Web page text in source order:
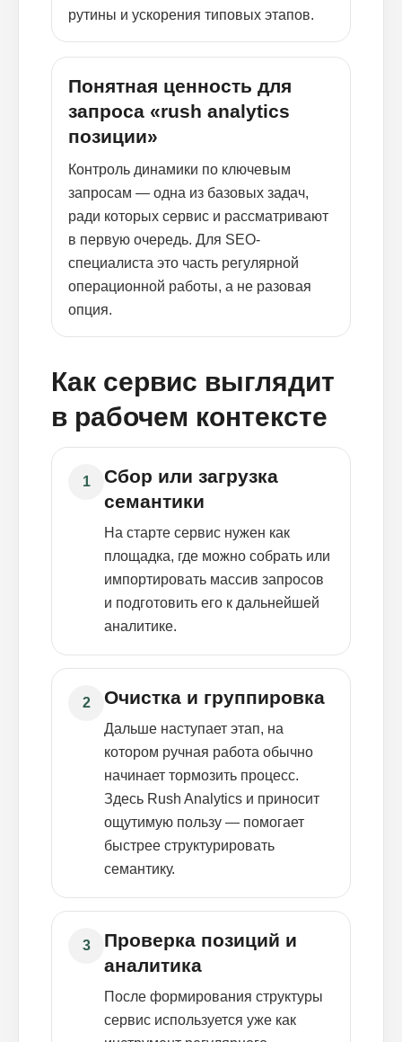
рутины и ускорения типовых этапов.
Понятная ценность для
запроса «rush analytics
позиции»
Контроль динамики по ключевым
запросам — одна из базовых задач,
ради которых сервис и рассматривают
в первую очередь. Для SEO-
специалиста это часть регулярной
операционной работы, а не разовая
опция.
Как сервис выглядит
в рабочем контексте
1
Сбор или загрузка
семантики
На старте сервис нужен как
площадка, где можно собрать или
импортировать массив запросов
и подготовить его к дальнейшей
аналитике.
2 Очистка и группировка
Дальше наступает этап, на
котором ручная работа обычно
начинает тормозить процесс.
Здесь Rush Analytics и приносит
ощутимую пользу — помогает
быстрее структурировать
семантику.
3
Проверка позиций и
аналитика
После формирования структуры
сервис используется уже как